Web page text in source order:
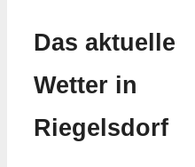
Das aktuelle
Wetter in
Riegelsdorf